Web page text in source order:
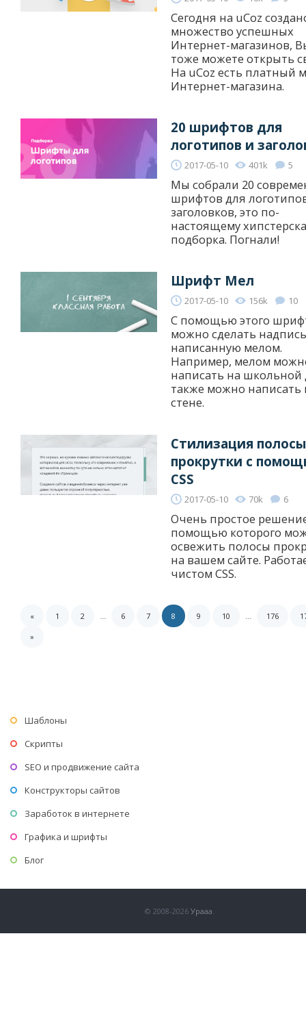
Сегодня на uCoz
множество успешных
Интернет-магазинов,
тоже можете открыть
На uCoz есть платный
Интернет-магазина.
20 шрифтов для
логотипов и
2017-05-10 401k 5
Мы собрали 20
шрифтов для
заголовков, это по-
настоящему
подборка. Погнали!
Шрифт Мел
2017-05-10 156k 10
С помощью этого
можно сделать
написанную мелом.
Например, мелом
написать на школьной
также можно написать
стене.
Стилизация полосы
прокрутки с
CSS
2017-05-10 70k 6
Очень простое
помощью которого
освежить полосы
на вашем сайте.
чистом CSS.
« 1 2 ... 6 7 8 9 10 ... 176
»
Шаблоны
Скрипты
SEO и продвижение сайта
Конструкторы сайтов
Заработок в интернете
Графика и шрифты
Блог
© 2008-2026Урааа.